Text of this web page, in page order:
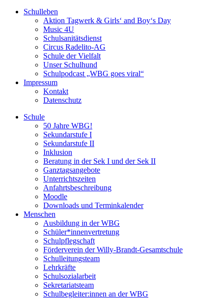
Schulleben
Aktion Tagwerk & Girls‘ and Boy‘s Day
Music 4U
Schulsanitätsdienst
Circus Radelito-AG
Schule der Vielfalt
Unser Schulhund
Schulpodcast „WBG goes viral“
Impressum
Kontakt
Datenschutz
Schule
50 Jahre WBG!
Sekundarstufe I
Sekundarstufe II
Inklusion
Beratung in der Sek I und der Sek II
Ganztagsangebote
Unterrichtszeiten
Anfahrtsbeschreibung
Moodle
Downloads und Terminkalender
Menschen
Ausbildung in der WBG
Schüler*innenvertretung
Schulpflegschaft
Förderverein der Willy-Brandt-Gesamtschule
Schulleitungsteam
Lehrkräfte
Schulsozialarbeit
Sekretariatsteam
Schulbegleiter:innen an der WBG